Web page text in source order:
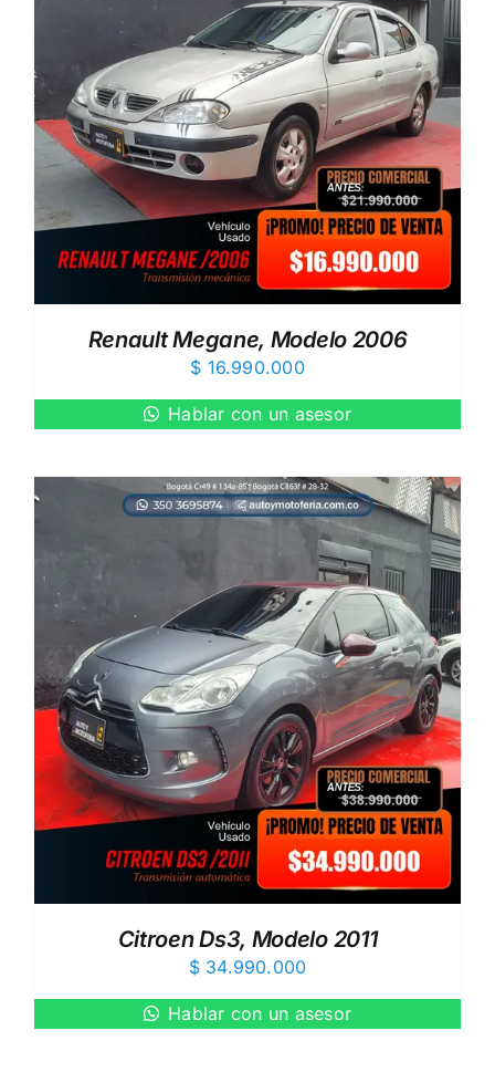
Renault Megane, Modelo 2006
$ 16.990.000
Hablar con un asesor
Citroen Ds3, Modelo 2011
$34.990.000
Hablar con un asesor